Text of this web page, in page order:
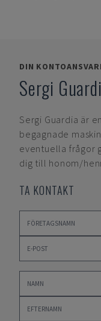
DIN
Sergi
Sergi Guardia är
begagnade
eventuella frågor
dig till honom/
TA KONTAKT